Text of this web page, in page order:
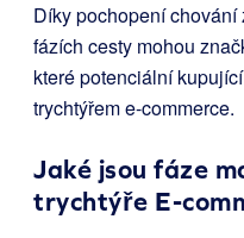
Díky pochopení
fázích cesty mohou
které potenciální
trychtýřem e-commerce.
Jaké jsou fáze
trychtýře E-